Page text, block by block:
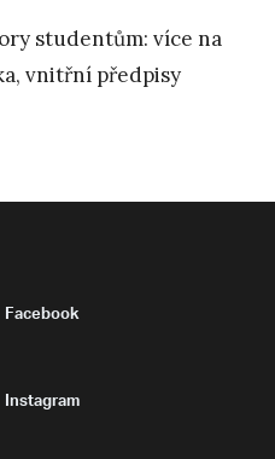
studentům: více na
vnitřní předpisy
Facebook
Instagram